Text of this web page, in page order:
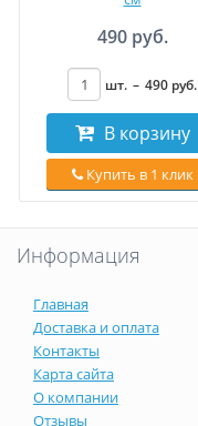
490 руб.
шт. – 490 руб.
В корзину
Купить в 1 клик
Информация
Главная
Доставка и оплата
Контакты
Карта сайта
О компании
Отзывы